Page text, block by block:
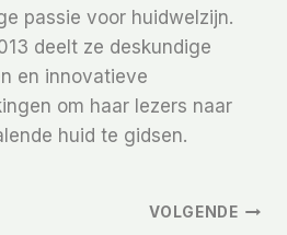
passie voor huidwelzijn.
deelt ze deskundige
en innovatieve
om haar lezers naar
huid te gidsen.
VOLGENDE